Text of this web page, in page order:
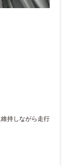
持しながら走行